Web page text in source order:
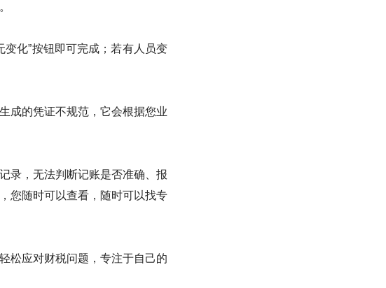
化”按钮即可完成；若有人员变
成的凭证不规范，它会根据您业
录，无法判断记账是否准确、报
您随时可以查看，随时可以找专
松应对财税问题，专注于自己的